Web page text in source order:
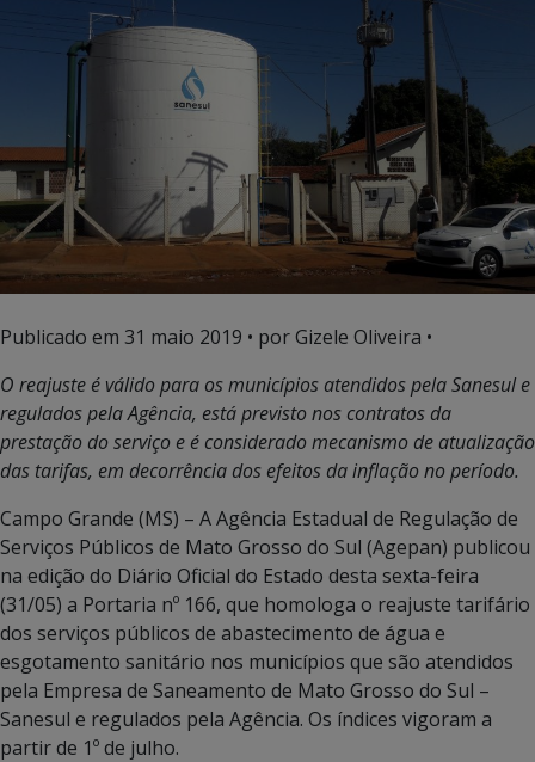
Publicado em 31 maio 2019 • por Gizele Oliveira •
O reajuste é válido para os municípios atendidos pela Sanesul e
regulados pela Agência, está previsto nos contratos da
prestação do serviço e é considerado mecanismo de atualização
das tarifas, em decorrência dos efeitos da inflação no período.
Campo Grande (MS) – A Agência Estadual de Regulação de
Serviços Públicos de Mato Grosso do Sul (Agepan) publicou
na edição do Diário Oficial do Estado desta sexta-feira
(31/05) a Portaria nº 166, que homologa o reajuste tarifário
dos serviços públicos de abastecimento de água e
esgotamento sanitário nos municípios que são atendidos
pela Empresa de Saneamento de Mato Grosso do Sul –
Sanesul e regulados pela Agência. Os índices vigoram a
partir de 1º de julho.